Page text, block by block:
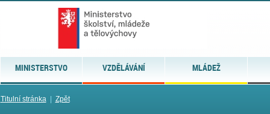
MINISTERSTVO VZDĚLÁVÁNÍ MLÁDEŽ
Titulní stránka| Zpět